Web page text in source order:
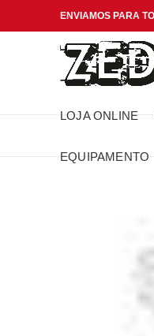
ENVIAMOS PARA
LOJA ONLINE
EQUIPAMENTO